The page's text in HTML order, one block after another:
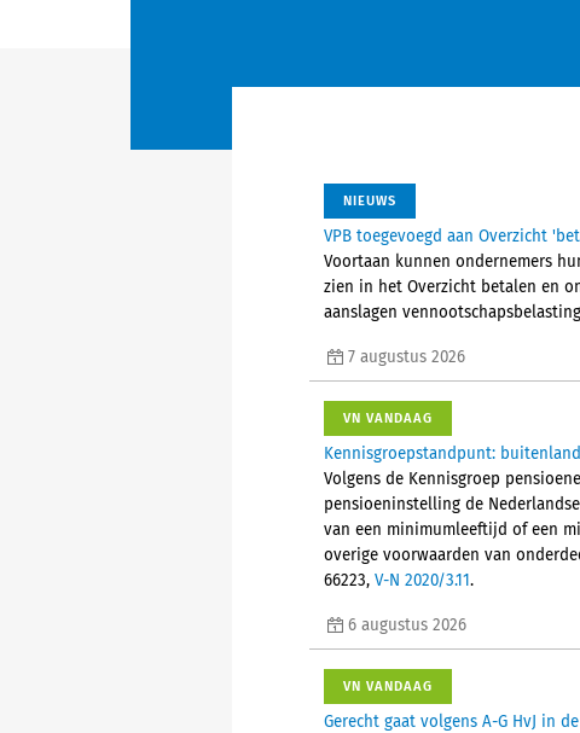
NIEUWS
VPB toegevoegd aan Overzicht
Voortaan kunnen ondernemers
zien in het Overzicht betalen en
aanslagen
7 augustus 2026
VN VANDAAG
Kennisgroepstandpunt:
Volgens de Kennisgroep
pensioeninstelling de
van een minimumleeftijd of een
overige voorwaarden van
66223, V-N 2020/3.11.
6 augustus 2026
VN VANDAAG
Gerecht gaat volgens A-G HvJ in